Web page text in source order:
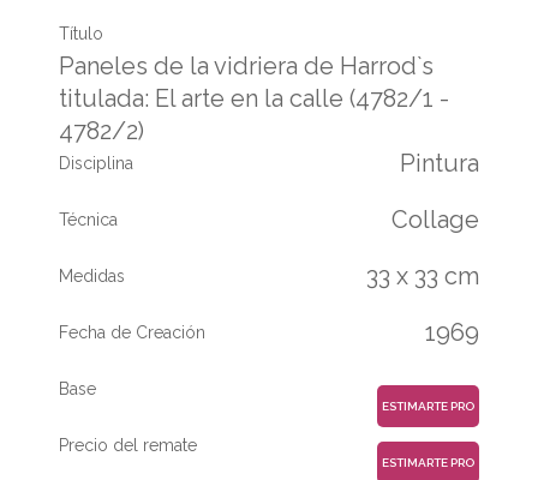
Título
Paneles de la vidriera de Harrod`s
titulada: El arte en la calle (4782/1 -
4782/2)
Disciplina Pintura
Técnica Collage
Medidas 33 x 33 cm
Fecha de Creación 1969
Base
ESTIMARTE PRO
Precio del remate
ESTIMARTE PRO